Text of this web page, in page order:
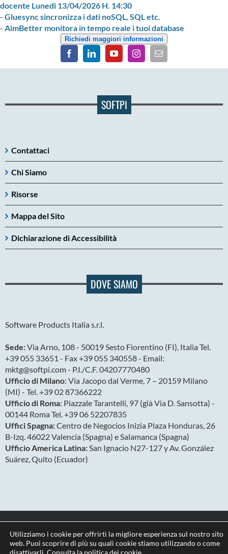
docente Lunedì 13/04/2026 H. 14:30
- Gluesync sincronizza i dati noSQL, SQL etc.
- AimBetter monitora in tempo reale i tuoi database
Richiedi maggiori informazioni
SOFTPI
Contattaci
Chi Siamo
Risorse
Mappa del Sito
Dichiarazione di Accessibilità
DOVE SIAMO
Software Products Italia s.r.l.
Sede:Via Arno, 108 - 50019 Sesto Fiorentino (FI), Italia Tel.
+39 055 33651 - Fax +39 055 340558 - Email:
mktg@softpi.com - P.I./C.F. 04207770480
Ufficio di Milano: Via Jacopo dal Verme, 7 – 20159 Milano
(MI) - Tel. +39 02 87366222
Ufficio di Roma: Piazzale Tarantelli, 97 (già Via D. Sansotta) -
00144 Roma Tel. +39 06 52207835
Uffici Spagna:Centro de Negocios Inizia Plaza Honduras, 26
B-Izq. 46022 Valencia (Spagna) e Salamanca (Spagna)
Ufficio America Latina:San Ignacio N27-127 y Av. González
Suárez, Quito (Ecuador)
Utilizziamo i cookie per offrirti la migliore esperienza sul nostro sito
web. Puoi scoprire di più su quali cookie stiamo utilizzando o come
disattivarli. Consulta la politica dei cookie